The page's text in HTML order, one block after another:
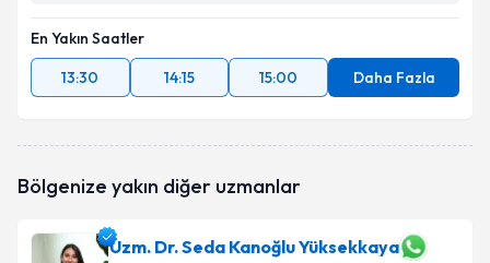
En Yakın Saatler
13:30
14:15 15:00 Daha Fazla
Bölgenize yakın diğer uzmanlar
Uzm. Dr. Seda Kanoğlu Yüksekkaya